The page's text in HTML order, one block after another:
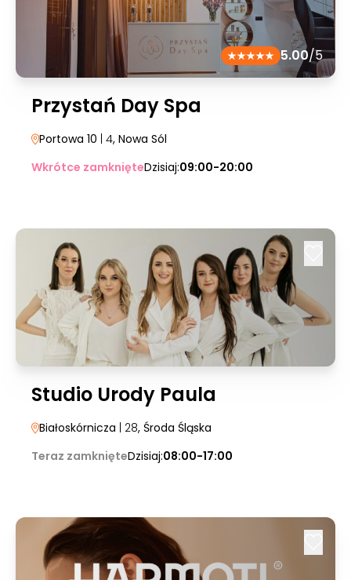
5.00/5
Przystań Day Spa
Portowa 10 | 4, Nowa Sól
Wkrótce zamknięteDzisiaj:09:00-20:00
Studio Urody Paula
Białoskórnicza | 28, Środa Śląska
Teraz zamknięteDzisiaj:08:00-17:00